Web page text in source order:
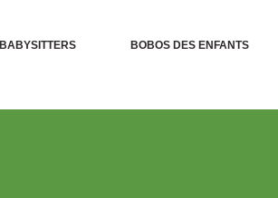
BABYSITTERS BOBOS DES ENFANTS